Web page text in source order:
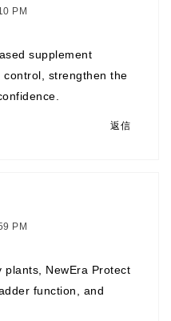
PM
supplement
strengthen the
返信
PM
plants, NewEra Protect
function, and